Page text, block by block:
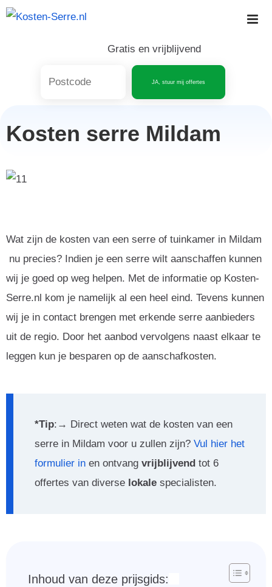
Skip
Gratis en vrijblijvend
JA, stuur mij offertes
Kosten serre Mildam
Wat zijn de kosten van een serre of tuinkamer in Mildam
nu precies? Indien je een serre wilt aanschaffen kunnen
wij je goed op weg helpen. Met de informatie op Kosten-
Serre.nl kom je namelijk al een heel eind. Tevens kunnen
wij je in contact brengen met erkende serre aanbieders
uit de regio. Door het aanbod vervolgens naast elkaar te
leggen kun je besparen op de aanschafkosten.
*Tip:→ Direct weten wat de kosten van een
serre in Mildam voor u zullen zijn? Vul hier het
formulier in en ontvang vrijblijvend tot 6
offertes van diverse lokale specialisten.
Inhoud van deze prijsgids: